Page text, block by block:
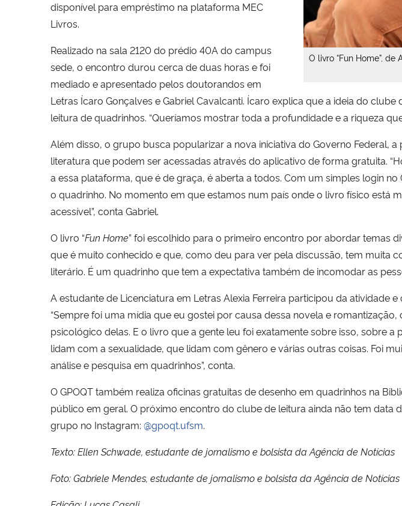
O livro “Fun Home”,
disponível para empréstimo na plataforma MEC
Livros.
Realizado na sala 2120 do prédio 40A do campus
sede, o encontro durou cerca de duas horas e foi
mediado e apresentado pelos doutorandos em
Letras Ícaro Gonçalves e Gabriel Cavalcanti. Ícaro explica que a ideia do
leitura de quadrinhos. “Queríamos mostrar toda a profundidade e a riqueza
Além disso, o grupo busca popularizar a nova iniciativa do Governo Federal,
literatura que podem ser acessadas através do aplicativo de forma gratuita.
a essa plataforma, que é de graça, é aberta a todos. Com um simples login
o quadrinho. No momento em que estamos num país onde o livro físico está
acessível”, conta Gabriel.
O livro “Fun Home” foi escolhido para o primeiro encontro por abordar temas
que é muito conhecido e que, como deu para ver pela discussão, tem muita
literário. É um quadrinho que tem a expectativa também de incomodar as
A estudante de Licenciatura em Letras Alexia Ferreira participou da atividade
“Sempre foi uma mídia que eu gostei por causa dessa novela e
psicológico delas. E o livro que a gente leu foi exatamente sobre isso, sobre
lidam com a sexualidade, que lidam com gênero e várias outras coisas. Foi
análise e pesquisa em quadrinhos”, conta.
O GPOQT também realiza oficinas gratuitas de desenho em quadrinhos na
público em geral. O próximo encontro do clube de leitura ainda não tem data
grupo no Instagram: @gpoqt.ufsm.
Texto: Ellen Schwade, estudante de jornalismo e bolsista da Agência de Notícias
Foto: Gabriele Mendes, estudante de jornalismo e bolsista da Agência de Notícias